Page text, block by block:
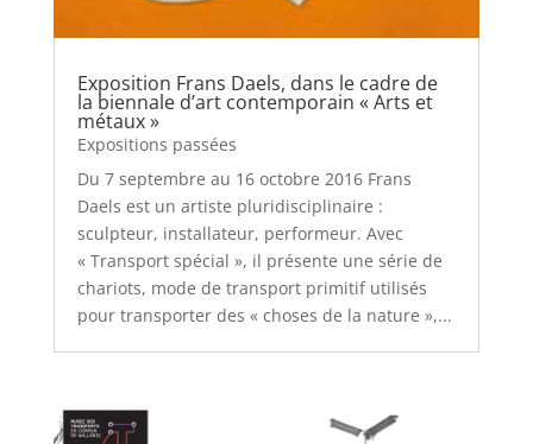
Exposition Frans Daels, dans le cadre de
la biennale d’art contemporain « Arts et
métaux »
Expositions passées
Du 7 septembre au 16 octobre 2016 Frans
Daels est un artiste pluridisciplinaire :
sculpteur, installateur, performeur. Avec
« Transport spécial », il présente une série de
chariots, mode de transport primitif utilisés
pour transporter des « choses de la nature »,...